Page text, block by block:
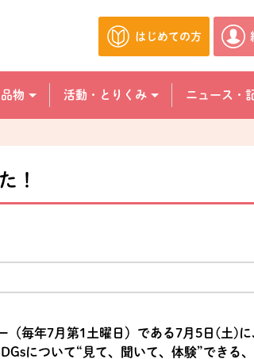
はじめての方
別のウィンドウで
物 活動・とりくみ ニュース・
！
毎年7月第1土曜日）である7月5日(土)に
について“見て、聞いて、体験”できる